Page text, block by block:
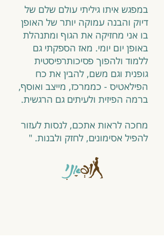
במפגש איתו גיליתי עולם שלם של
דיוק והבנה עמוקה יותר של האופן
בו אני מחזיקה את הגוף ומתנהלת
באופן יום יומי. מאז הספקתי גם
ללמוד ולהפוך פסיכותרפיסטית
גופנית וגם משם, להבין את כח
הפילאטיס - כממרכז, מייצב ואוסף,
ברמה הפיזית ולעיתים גם הרגשית.
מחכה לראות אתכם, לנסות לעזור
להפיל אסימונים, לחזק ולבנות. "